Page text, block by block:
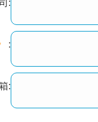
:
:
: